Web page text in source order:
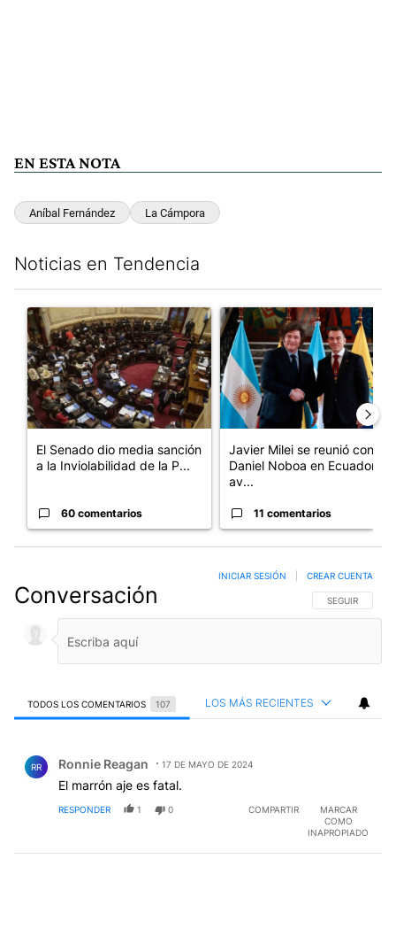
EN ESTA NOTA
Aníbal Fernández La Cámpora
Noticias en Tendencia
Un artículo de tendencia con el título "El Senado dio media
El Senado dio media sanción
a la Inviolabilidad de la P...
60 comentarios
Un artículo de tendencia con
Javier Milei se reunió con
Daniel Noboa en Ecuador y
av...
11 comentarios
Conversación SIGA ESTA
SEGUIR
INICIAR SESIÓN CREAR CUENTA
TODOS LOS COMENTARIOS 107 LOS MÁS RECIENTES
RR Ronnie Reagan 17 DE MAYO DE 2024
El marrón aje es fatal.
RESPONDER 1 0 COMPARTIR
MARCAR
COMO
INAPROPIADO